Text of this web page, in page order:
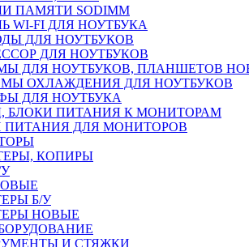
ПАМЯТИ SODIMM
WI-FI ДЛЯ НОУТБУКА
ДЛЯ НОУТБУКОВ
ДЛЯ НОУТБУКОВ
ДЛЯ НОУТБУКОВ, ПЛАНШЕТОВ
ОХЛАЖДЕНИЯ ДЛЯ НОУТБУКОВ
ДЛЯ НОУТБУКА
БЛОКИ ПИТАНИЯ К МОНИТОРАМ
ПИТАНИЯ ДЛЯ МОНИТОРОВ
КОПИРЫ
Б/У
НОВЫЕ
И СТЯЖКИ